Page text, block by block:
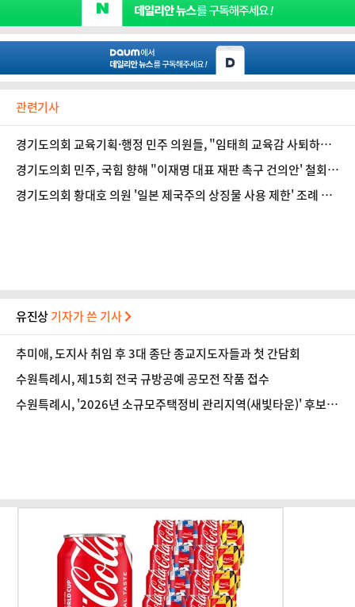
관련기사
경기도의회 교육기획·행정 민주 의원들, "임태희 교육감 사퇴하
라"
경기도의회 민주, 국힘 향해 "이재명 대표 재판 촉구 건의안' 철회
촉구
경기도의회 황대호 의원 '일본 제국주의 상징물 사용 제한' 조례 대
유진상기자가 쓴 기사
추미애, 도지사 취임 후 3대 종단 종교지도자들과 첫 간담회
수원특례시, 제15회 전국 규방공예 공모전 작품 접수
수원특례시, '2026년 소규모주택정비 관리지역(새빛타운)' 후보지